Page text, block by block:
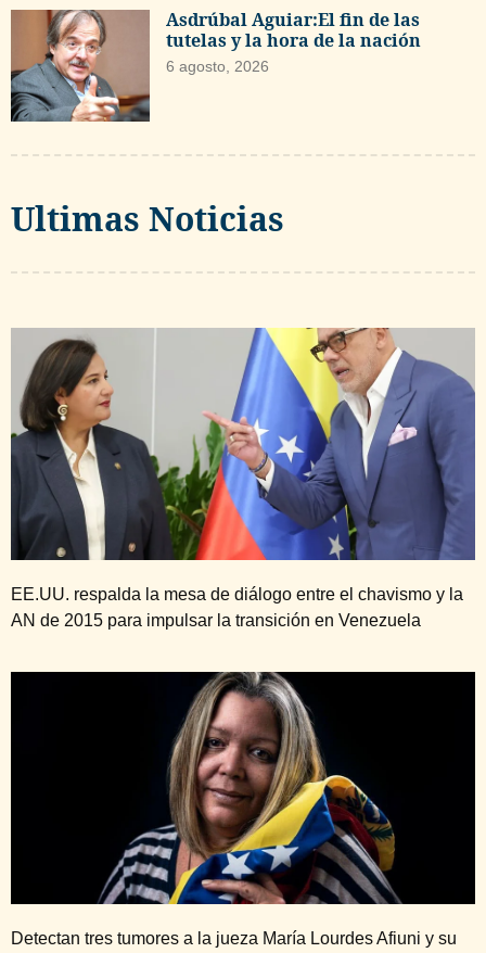
Asdrúbal Aguiar:El fin de las
tutelas y la hora de la nación
6 agosto, 2026
Ultimas Noticias
EE.UU. respalda la mesa de diálogo entre el chavismo y la
AN de 2015 para impulsar la transición en Venezuela
Detectan tres tumores a la jueza María Lourdes Afiuni y su